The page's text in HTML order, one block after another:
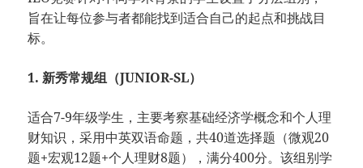
旨在让每位参与者都能找到适合自己的起点和挑战目
标。
1. 新秀常规组（JUNIOR-SL）
适合7-9年级学生，主要考察基础经济学概念和个人理
财知识，采用中英双语命题，共40道选择题（微观20
题+宏观12题+个人理财8题），满分400分。该组别学